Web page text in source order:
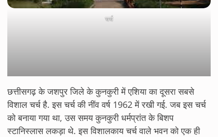
चर्च
छत्तीसगढ़ के जशपुर जिले के कुनकुरी में एशिया का दूसरा सबसे
विशाल चर्च है. इस चर्च की नींव वर्ष 1962 में रखी गई. जब इस चर्च
को बनाया गया था, उस समय कुनकुरी धर्मप्रांत के बिशप
स्टानिस्लास लकड़ा थे. इस विशालकाय चर्च वाले भवन को एक ही